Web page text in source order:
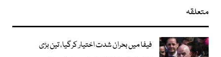
متعلقہ
فیفا میں بحران شدت اختیار کرگیا، تین بڑی